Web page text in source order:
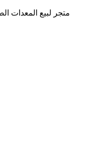
متجر لبيع المعدات